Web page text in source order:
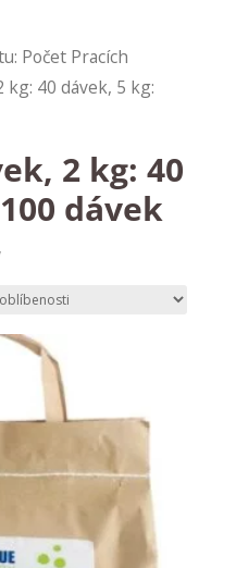
Počet Pracích
kg: 40 dávek, 5 kg:
2 kg: 40
dávek